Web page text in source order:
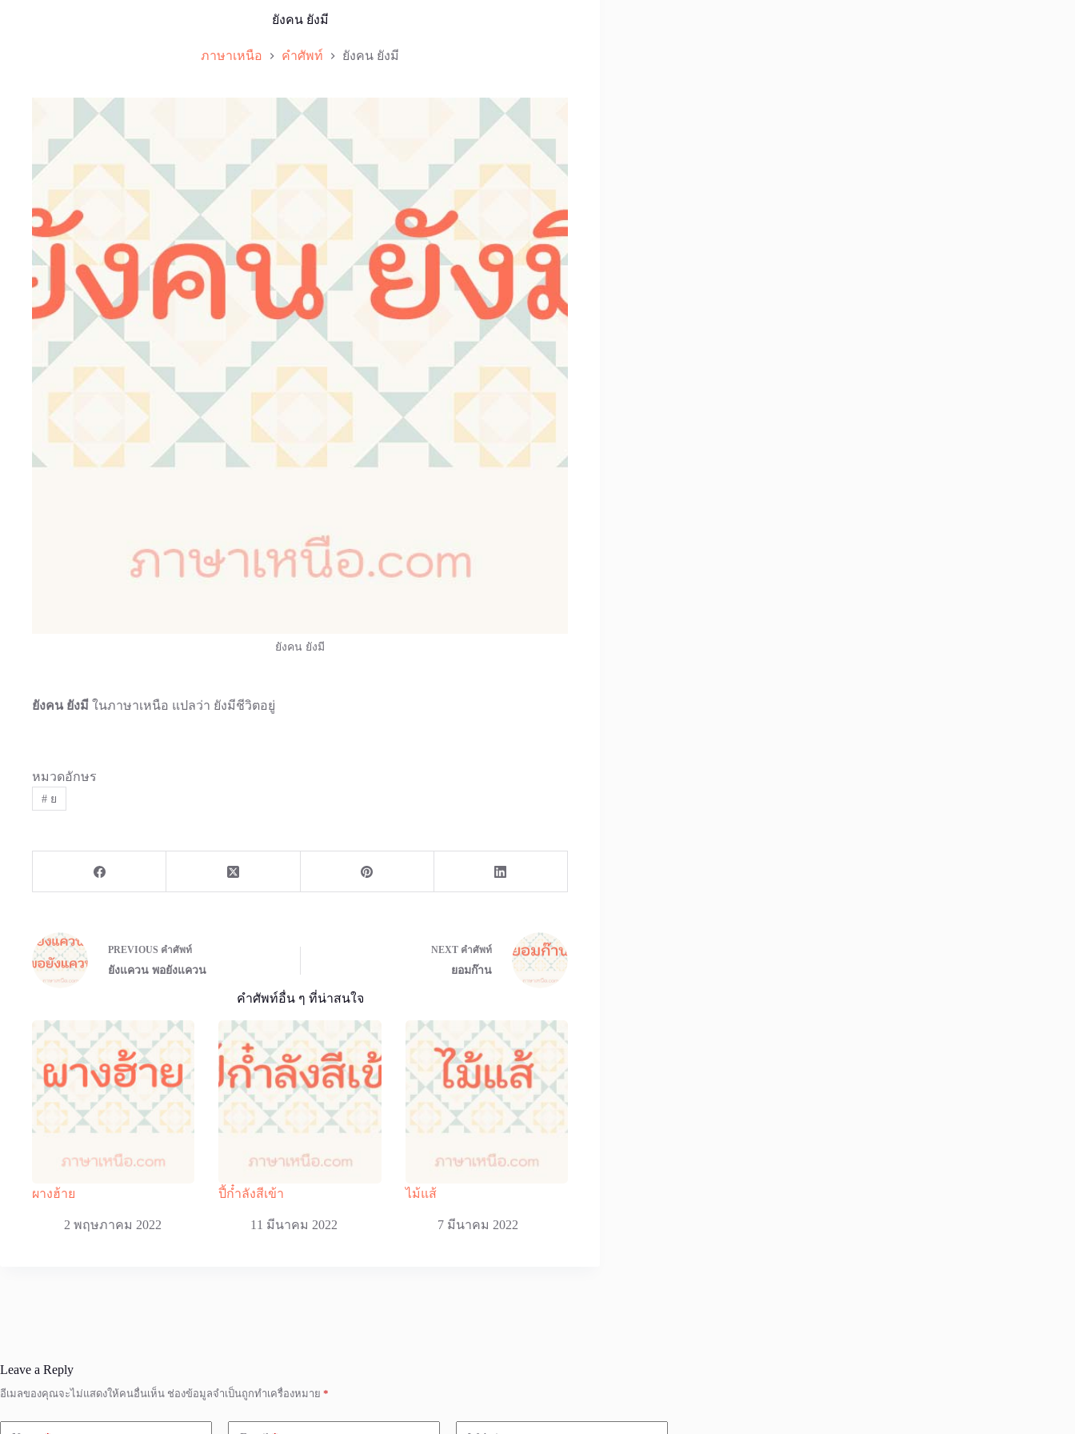
ยังคน ยังมี
ภาษาเหนือ คำศัพท์ ยังคน ยังมี
ยังคน ยังมี
ยังคน ยังมี ในภาษาเหนือ แปลว่า ยังมีชีวิตอยู่
หมวดอักษร
#ย
PREVIOUS คำศัพท์
ยังแควน พอยังแควน
NEXT คำศัพท์
ยอมก๊าน
คำศัพท์อื่น ๆ ที่น่าสนใจ
ผางฮ้าย
2 พฤษภาคม 2022
ปี้ก๋ำลังสีเข้า
11 มีนาคม 2022
ไม้แส้
7 มีนาคม 2022
Leave a Reply
อีเมลของคุณจะไม่แสดงให้คนอื่นเห็น ช่องข้อมูลจำเป็นถูกทำเครื่องหมาย *